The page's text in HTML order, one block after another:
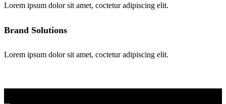
Lorem ipsum dolor sit amet, coctetur adipiscing elit.
Brand Solutions
Lorem ipsum dolor sit amet, coctetur adipiscing elit.